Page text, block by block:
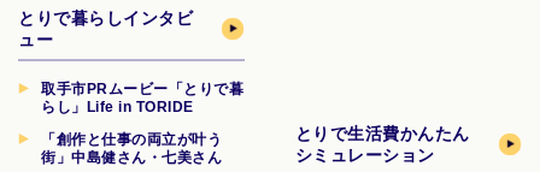
とりで暮らしインタビ
ュー
取手市PRムービー「とりで暮
らし」Life in TORIDE
「創作と仕事の両立が叶う
街」中島健さん・七美さん
とりで生活費かんたん
シミュレーション